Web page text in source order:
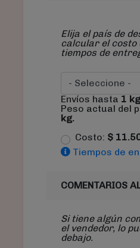
Elija el país de
calcular el costo
tiempos de
Envíos hasta 1
Peso actual del
kg.
Costo: $
Tiempos de
COMENTARIOS
Si tiene algún
el vendedor, lo
debajo.